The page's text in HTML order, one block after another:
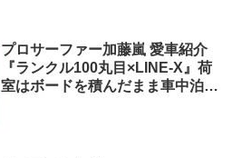
プロサーファー加藤嵐 愛車紹介
『ランクル100丸目×LINE-X』荷
室はボードを積んだまま車中泊仕